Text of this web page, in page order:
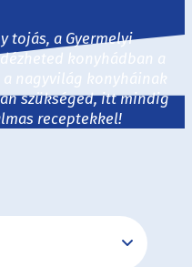
tojás, a Gyermelyi
konyhádban a
nagyvilág konyháinak
szükséged, itt mindig
receptekkel!